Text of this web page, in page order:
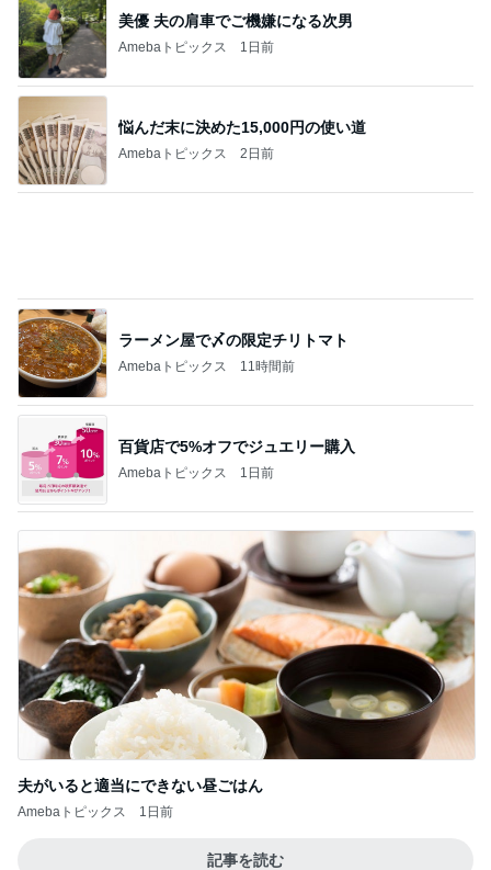
ラーメン屋で〆の限定チリトマト
Amebaトピックス 11時間前
百貨店で5%オフでジュエリー購入
Amebaトピックス 1日前
夫がいると適当にできない昼ごはん
Amebaトピックス
記事を読む
娘とのしあわせな朝ごはんの時間
Amebaトピックス 1日前
駄作で先生に総とっかえされたお花
Amebaトピックス 1日前
Amebaトピックス 1日前